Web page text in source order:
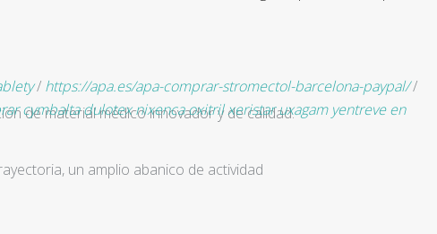
/ https://apa.es/apa-comprar-stromectol-barcelona-paypal//
cymbalta dulotex nixenca oxitril xeristar uxagam yentreve en
de material médico innovador y de calidad.
un amplio abanico de actividad